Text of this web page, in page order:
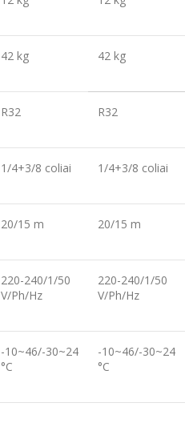
42 kg 42 kg
R32 R32
1/4+3/8 coliai 1/4+3/8 coliai
20/15 m 20/15 m
220-240/1/50
V/Ph/Hz
220-240/1/50
V/Ph/Hz
-10~46/-30~24
°C
-10~46/-30~24
°C